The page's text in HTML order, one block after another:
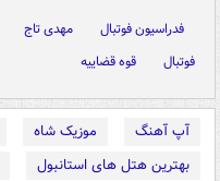
فدراسیون فوتبال مهدی تاج
فوتبال
قوه قضاییه
آپ آهنگ موزیک شاه
بهترین هتل های استانبول